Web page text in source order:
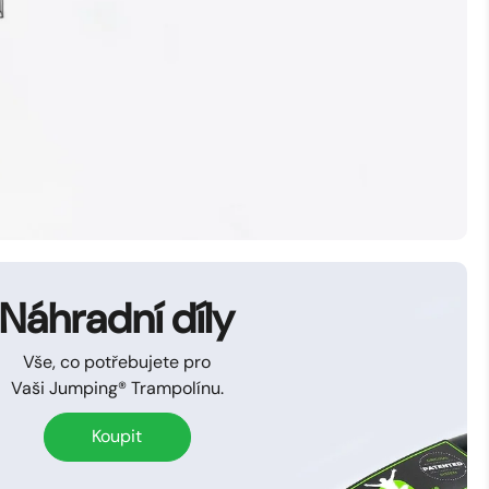
Náhradní díly
Vše, co potřebujete pro
Vaši Jumping® Trampolínu.
Koupit